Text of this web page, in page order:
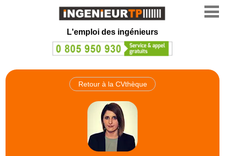
L'emploi des ingénieurs
Retour à la CVthèque